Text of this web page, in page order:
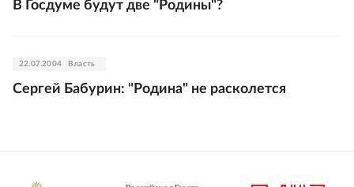
В Госдуме будут две "Родины"?
22.07.2004 Власть
Сергей Бабурин: "Родина" не расколется